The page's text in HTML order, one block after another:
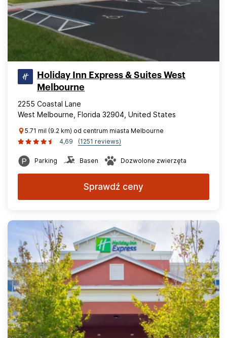
Holiday Inn Express & Suites West
Melbourne
2255 Coastal Lane
West Melbourne, Florida 32904, United States
5.71 mil (9.2 km) od centrum miasta Melbourne
4,69
(1251 reviews)
Parking Basen Dozwolone zwierzęta
Sprawdź ceny